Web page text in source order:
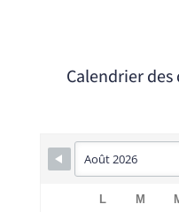
Calendrier
L M